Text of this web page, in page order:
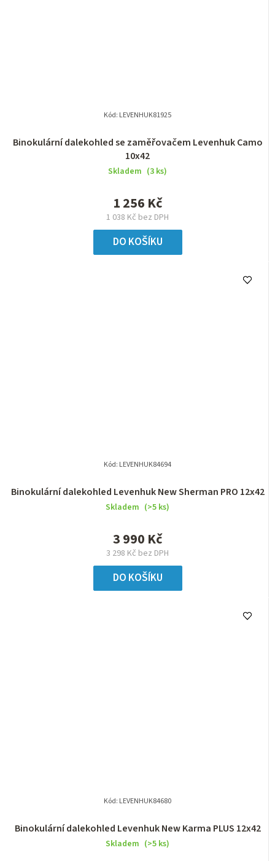
Binokulární dalekohled se zaměřovačem Levenhuk Camo
10x42
Skladem (3 ks)
1 038 Kč bez DPH
1 256 Kč
DO KOŠÍKU
Kód: LEVENHUK81925
Binokulární dalekohled Levenhuk New Sherman PRO 12x42
Skladem (>5 ks)
3 298 Kč bez DPH
3 990 Kč
DO KOŠÍKU
Kód: LEVENHUK84694
Binokulární dalekohled Levenhuk New Karma PLUS 12x42
Skladem (>5 ks)
Kód: LEVENHUK84680